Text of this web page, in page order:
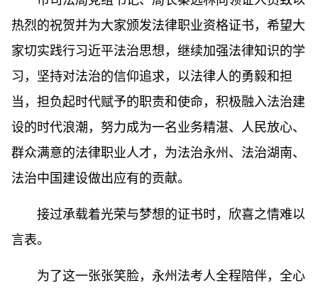
热烈的祝贺并为大家颁发法律职业资格证书，希望大
家切实践行习近平法治思想，继续加强法律知识的学
习，坚持对法治的信仰追求，以法律人的勇毅和担
当，担负起时代赋予的职责和使命，积极融入法治建
设的时代浪潮，努力成为一名业务精湛、人民放心、
群众满意的法律职业人才，为法治永州、法治湖南、
法治中国建设做出应有的贡献。
接过承载着光荣与梦想的证书时，欣喜之情难以
言表。
为了这一张张笑脸，永州法考人全程陪伴，全心